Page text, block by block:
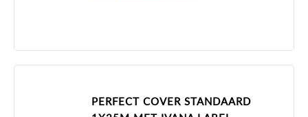
PERFECT COVER STANDAARD